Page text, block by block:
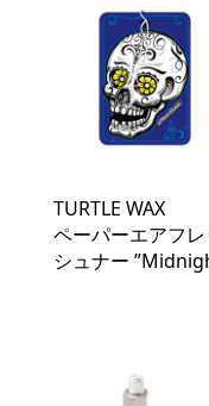
TURTLE WAX
ペーパーエアフレ
シュナー